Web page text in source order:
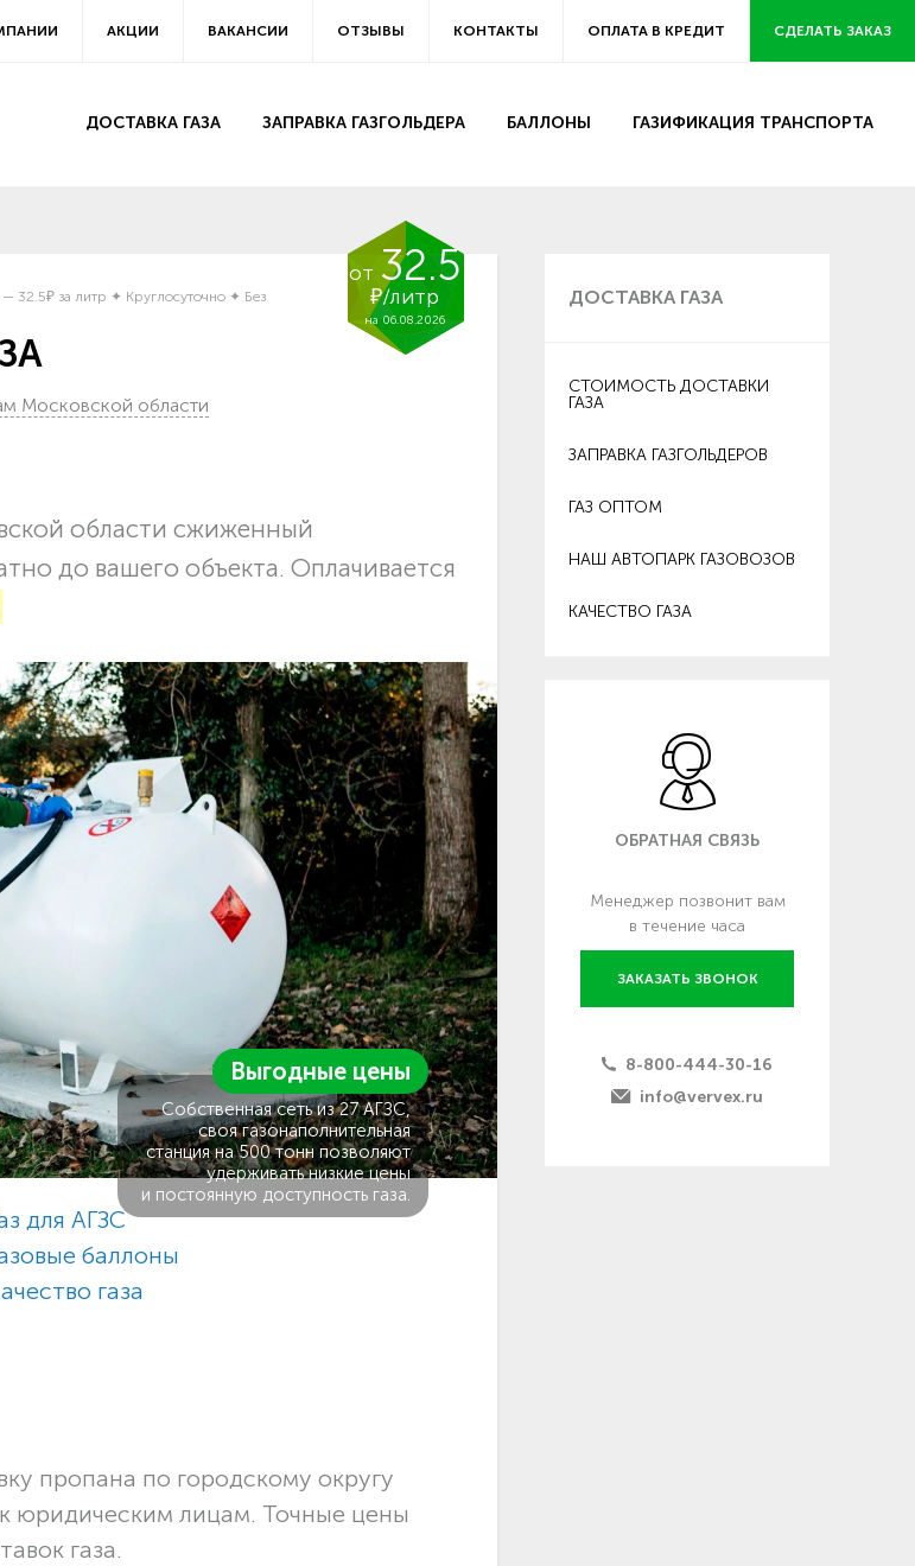
АКЦИИ ВАКАНСИИ ОТЗЫВЫ КОНТАКТЫ ОПЛАТА В КРЕДИТ СДЕЛАТЬ ЗАКАЗ
ДОСТАВКА ГАЗА ЗАПРАВКА ГАЗГОЛЬДЕРА БАЛЛОНЫ ГАЗИФИКАЦИЯ ТРАНСПОРТА
от 32.5
₽/литр
на 06.08.2026
32.5₽ за литр ✦ Круглосуточно ✦ Без
Московской области
области сжиженный
до вашего объекта. Оплачивается
Выгодные цены
Собственная сеть из 27 АГЗС,
своя газонаполнительная
станция на 500 тонн позволяют
удерживать низкие цены
и постоянную доступность газа.
для АГЗС
баллоны
газа
пропана по городскому округу
юридическим лицам. Точные цены
газа.
ДОСТАВКА ГАЗА
СТОИМОСТЬ ДОСТАВКИ
ГАЗА
ЗАПРАВКА ГАЗГОЛЬДЕРОВ
ГАЗ ОПТОМ
НАШ АВТОПАРК ГАЗОВОЗОВ
КАЧЕСТВО ГАЗА
ОБРАТНАЯ СВЯЗЬ
Менеджер позвонит вам
в течение часа
ЗАКАЗАТЬ ЗВОНОК
8-800-444-30-16
info@vervex.ru